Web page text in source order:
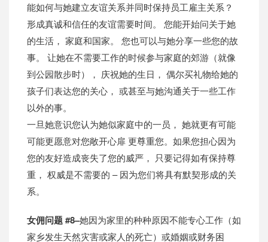
能如何与她建立友谊关系并同时保持员工雇主关系？
形成真诚和信任的友谊需要时间。 您能开始问关于她
的生活， 家庭和国家。 您也可以与她分享一些您的故
事。 让她在不需要工作的时候参与家庭的郊游（就像
到公园散步时）， 庆祝她的生日， 偶尔买礼物给她的
孩子们表达您的关心， 或甚至与她沟通关于一些工作
以外的事。
一旦她意识您认为她似家庭中的一员， 她就更有可能
可能更愿意对您敞开心扉 更尊重您。如果您担心因为
您的友好造成丧失了您的威严， 只要记得如有保持尊
重， 权威是不需要的 – 因为您们将具有默契形成的关
系。
女佣问题 #8–她因为家里的种种原因不能专心工作（如
家乡发生天然灾害或家人的死亡）或婚姻或财务困